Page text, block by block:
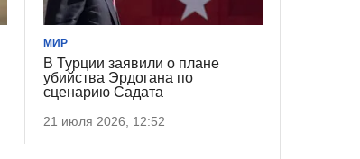
МИР
В Турции заявили о плане
убийства Эрдогана по
сценарию Садата
21 июля 2026, 12:52